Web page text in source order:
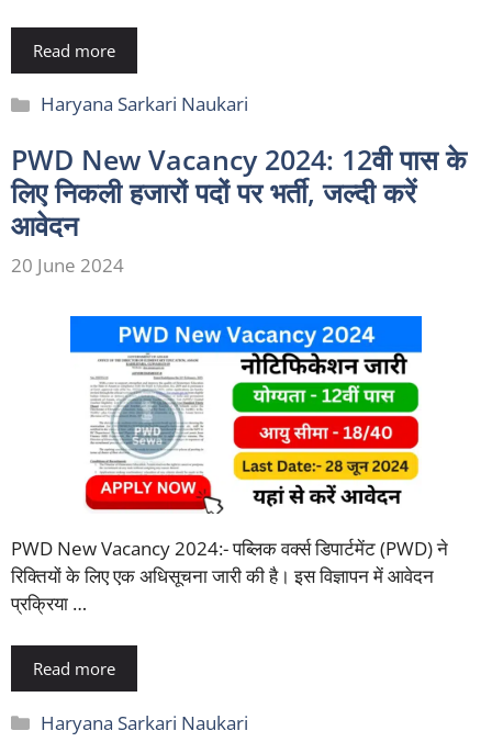
Read more
Categories
Haryana Sarkari Naukari
PWD New Vacancy 2024: 12वी पास के
लिए निकली हजारों पदों पर भर्ती, जल्दी करें
आवेदन
20 June 2024
PWD New Vacancy 2024:- पब्लिक वर्क्स डिपार्टमेंट (PWD) ने
रिक्तियों के लिए एक अधिसूचना जारी की है। इस विज्ञापन में आवेदन
प्रक्रिया …
Read more
Categories
Haryana Sarkari Naukari